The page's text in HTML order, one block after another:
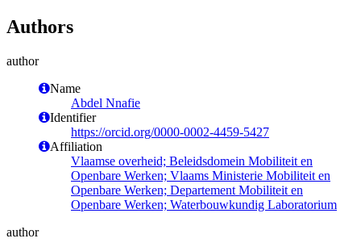
Authors
author
Name
Abdel Nnafie
Identifier
https://orcid.org/0000-0002-4459-5427
Affiliation
Vlaamse overheid; Beleidsdomein Mobiliteit en
Openbare Werken; Vlaams Ministerie Mobiliteit en
Openbare Werken; Departement Mobiliteit en
Openbare Werken; Waterbouwkundig Laboratorium
author